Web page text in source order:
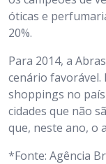
óticas e
20%.
Para 2014, a
cenário favorável.
shoppings no
cidades que não
que, neste ano, o
*Fonte: Agência